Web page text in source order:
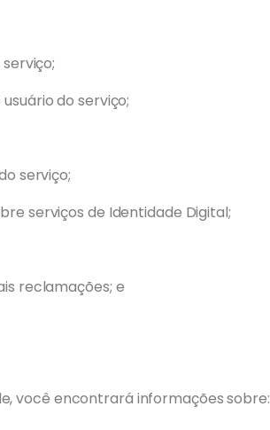
do serviço;
serviço;
serviços de Identidade Digital;
reclamações; e
você encontrará informações sobre: